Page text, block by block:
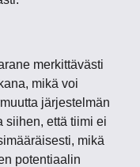
merkittävästi
mikä voi
järjestelmän
siihen, että tiimi ei
mikä
potentiaalin